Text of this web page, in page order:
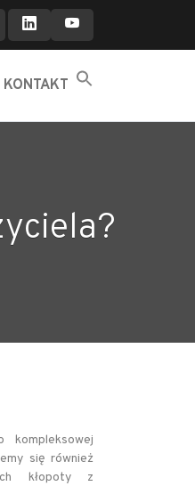
KONTAKT
kompleksowej
się również
kłopoty z